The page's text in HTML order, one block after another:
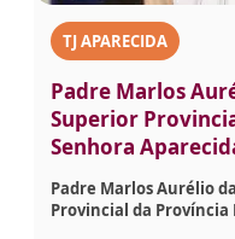
TJ APARECIDA
Padre Marlos
Superior
Senhora
Padre Marlos Aurélio
Provincial da Província